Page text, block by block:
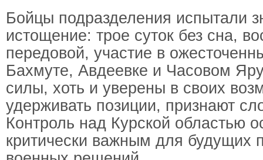
Бойцы подразделения испытали
истощение: трое суток без сна,
передовой, участие в
Бахмуте, Авдеевке и Часовом
силы, хоть и уверены в своих
удерживать позиции, признают
Контроль над Курской областью
критически важным для будущих